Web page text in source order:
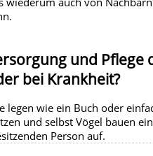
und Pflege
bei Krankheit?
legen wie ein Buch oder
und selbst Vögel bauen
Person auf.